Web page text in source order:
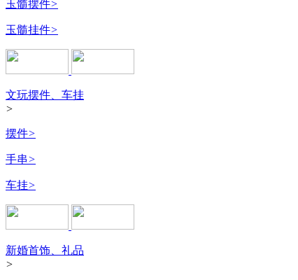
玉髓摆件>
玉髓挂件>
文玩摆件、车挂
>
摆件>
手串>
车挂>
新婚首饰、礼品
>